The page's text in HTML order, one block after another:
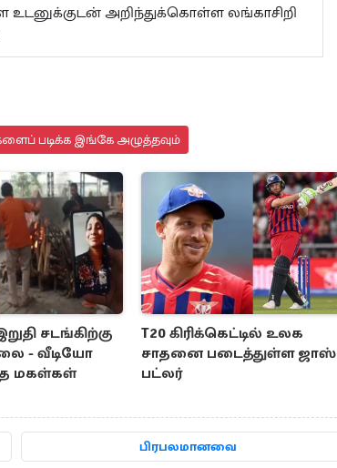
உடனுக்குடன் அறிந்துக்கொள்ள லங்காசிறி
படிக்க இங்கே அழுத்தவும்
சடங்கிற்கு
- வீடியோ
மகள்கள்
T20 கிரிக்கெட்டில் உலக
சாதனை படைத்துள்ள ஜாஸ்
பட்லர்
பிரபலமானவை